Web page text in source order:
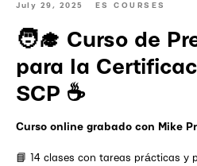
July 29, 2025 ES COURSES
🧑‍🎓 Curso de
para la
SCP ☕️
Curso online grabado con Mike
📘 14 clases con tareas prácticas y